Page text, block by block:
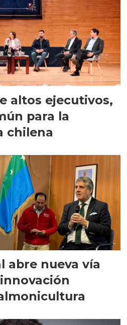
altos ejecutivos,
para la
chilena
abre nueva vía